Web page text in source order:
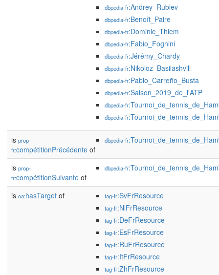
dbpedia-fr:Andrey_Rublev
dbpedia-fr:Benoît_Paire
dbpedia-fr:Dominic_Thiem
dbpedia-fr:Fabio_Fognini
dbpedia-fr:Jérémy_Chardy
dbpedia-fr:Nikoloz_Basilashvili
dbpedia-fr:Pablo_Carreño_Busta
dbpedia-fr:Saison_2019_de_l'ATP
dbpedia-fr
dbpedia-fr
is prop-
fr:compétitionPrécédente of
dbpedia-fr
is prop-
fr:compétitionSuivante of
dbpedia-fr
is oa:hasTarget of tag-fr:SvFrResource
tag-fr:NlFrResource
tag-fr:DeFrResource
tag-fr:EsFrResource
tag-fr:RuFrResource
tag-fr:ItFrResource
tag-fr:ZhFrResource